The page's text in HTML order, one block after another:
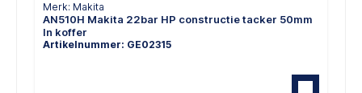
Merk: Makita
AN510H Makita 22bar HP constructie tacker 50mm
In koffer
Artikelnummer: GE02315